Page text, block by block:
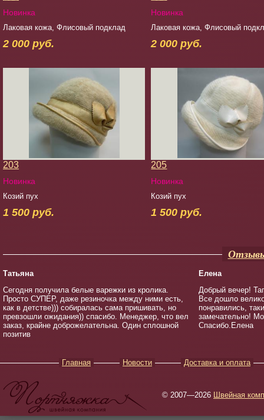
Новинка
Лаковая кожа, Флисовый подклад
2 000 руб.
Новинка
Лаковая кожа, Флисовый
2 000 руб.
203
Новинка
Козий пух
1 500 руб.
205
Новинка
Козий пух
1 500 руб.
Татьяна
Сегодня получила белые варежки из кролика.
Просто СУПЕР, даже резиночка между ними есть,
как в детстве))) собиралась сама пришивать, но
превзошли ожидания)) спасибо. Менеджер, что вел
заказ, крайне доброжелательна. Один сплошной
позитив
Елена
Добрый вечер!
Все дошло
понравились,
замечательно!
Спасибо.Елена
Главная Новости Доставка и оплата
© 2007—2026 Швейная